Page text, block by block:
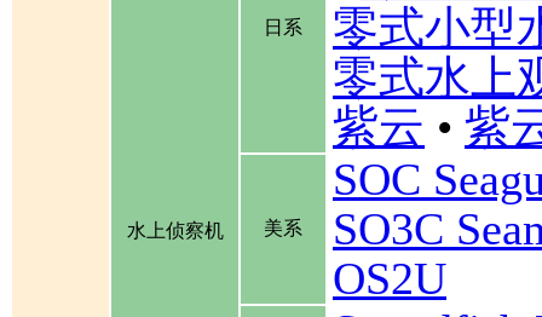
水上侦察机
日系
零式小型
零式水上
紫云 • 紫
美系
SOC
SO3C
OS2U